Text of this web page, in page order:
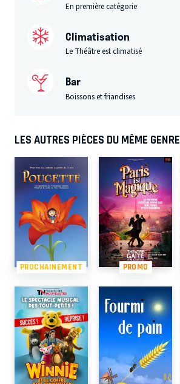
En première catégorie
Climatisation
Le Théâtre est climatisé
Bar
Boissons et friandises
LES AUTRES PIÈCES DU MÊME GENRE
PROCHAINEMENT PROMO